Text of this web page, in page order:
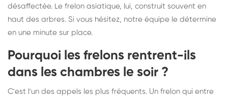
désaffectée. Le frelon asiatique, lui, construit souvent en
haut des arbres. Si vous hésitez, notre équipe le détermine
en une minute sur place.
Pourquoi les frelons rentrent-ils
dans les chambres le soir ?
C'est l'un des appels les plus fréquents. Un frelon qui entre